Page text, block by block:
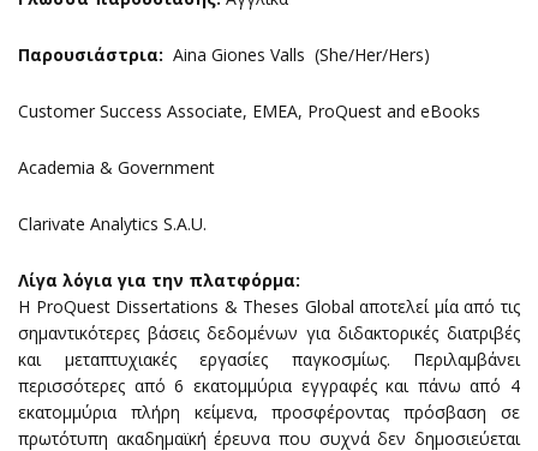
Παρουσιάστρια: Aina Giones Valls (She/Her/Hers)
Customer Success Associate, EMEA, ProQuest and eBooks
Academia & Government
Clarivate Analytics S.A.U.
Λίγα λόγια για την πλατφόρμα:
Η ProQuest Dissertations & Theses Global αποτελεί μία από τις
σημαντικότερες βάσεις δεδομένων για διδακτορικές διατριβές
και μεταπτυχιακές εργασίες παγκοσμίως. Περιλαμβάνει
περισσότερες από 6 εκατομμύρια εγγραφές και πάνω από 4
εκατομμύρια πλήρη κείμενα, προσφέροντας πρόσβαση σε
πρωτότυπη ακαδημαϊκή έρευνα που συχνά δεν δημοσιεύεται